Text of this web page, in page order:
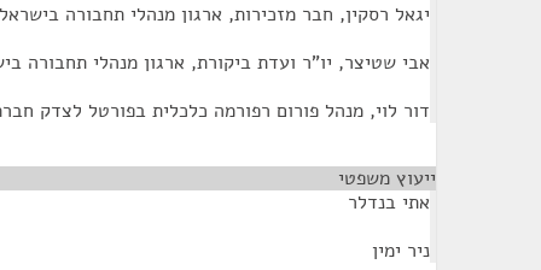
יגאל רסקין, חבר מזכירות, ארגון מנהלי תחבורה בישראל
אבי שטיצר, יו"ר ועדת ביקורת, ארגון מנהלי תחבורה
דור לוי, מנהל פורום רפורמה כלכלית בפורטל לצדק
ייעוץ משפטי
אתי בנדלר
ניר ימין